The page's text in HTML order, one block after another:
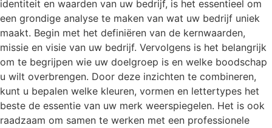
identiteit en waarden van uw bedrijf, is het essentieel om
een grondige analyse te maken van wat uw bedrijf uniek
maakt. Begin met het definiëren van de kernwaarden,
missie en visie van uw bedrijf. Vervolgens is het belangrijk
om te begrijpen wie uw doelgroep is en welke boodschap
u wilt overbrengen. Door deze inzichten te combineren,
kunt u bepalen welke kleuren, vormen en lettertypes het
beste de essentie van uw merk weerspiegelen. Het is ook
raadzaam om samen te werken met een professionele